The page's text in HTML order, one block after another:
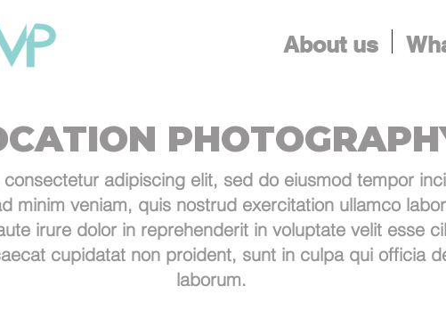
About us
adipiscing elit, sed do eiusmod tempor
minim veniam, quis nostrud exercitation ullamco
irure dolor in reprehenderit in voluptate velit esse
cupidatat non proident, sunt in culpa qui officia
laborum.